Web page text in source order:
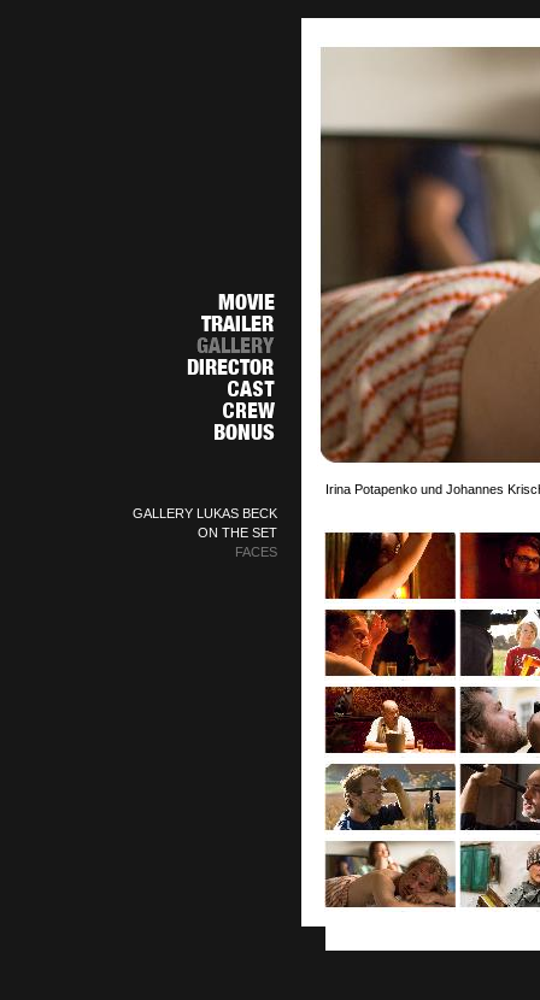
GALLERY LUKAS BECK
ON THE SET
FACES
Irina Potapenko und Johannes